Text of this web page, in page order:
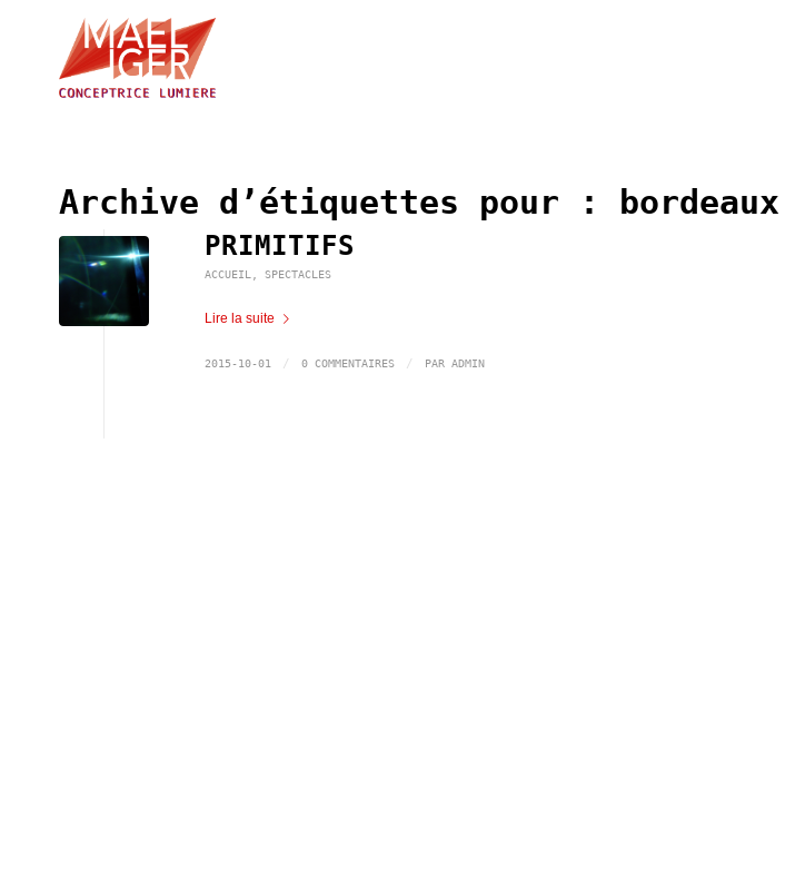
Archive d’étiquettes pour : bordeaux
PRIMITIFS
ACCUEIL SPECTACLES
Lire la suite
2015-10-01 / 0 COMMENTAIRES / PAR ADMIN